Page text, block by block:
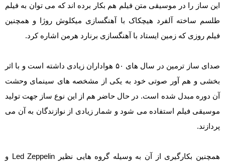
این ساز را در موسیقی متن فیلم هم بکار برده اند که می توان به فیلم
طلسم ساخته آلفرد هیچکاک با آهنگسازی میکلوش روژا و همچنین
فیلم روزی که زمین ایستاد با آهنگسازی برنارد هرمن اشاره کرد.
صدای ساز ترمین در سال های ۵۰ هواداران زیادی داشته است و با اثر
بخشی و هم آور صوتی خود به یکی از مشخصه های سینمای وحشت
آن دوره مبدل شده است. در حال حاضر هم از این نوع ساز جهت تولید
موسیقی فیلم استفاده می شود و شمار زیادی از نوازندگان به آن می
پردازند.
همچنین بکارگیری از آن به وسیله گروه هایی نظیر Led Zeppelin و